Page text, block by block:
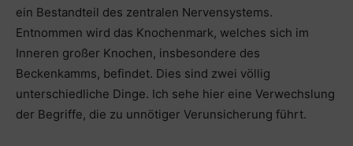
ein Bestandteil des zentralen Nervensystems.
Entnommen wird das Knochenmark, welches sich im
Inneren großer Knochen, insbesondere des
Beckenkamms, befindet. Dies sind zwei völlig
unterschiedliche Dinge. Ich sehe hier eine Verwechslung
der Begriffe, die zu unnötiger Verunsicherung führt.